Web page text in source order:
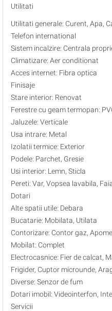
Utilitati
Utilitati generale: Curent, Apa,
Telefon international
Sistem incalzire: Centrala
Climatizare: Aer conditionat
Acces internet: Fibra optica
Finisaje
Stare interior: Renovat
Ferestre cu geam termopan:
Jaluzele: Verticale
Usa intrare: Metal
Izolatii termice: Exterior
Podele: Parchet, Gresie
Usi interior: Lemn, Sticla
Pereti: Var, Vopsea lavabila,
Dotari
Alte spatii utile: Debara
Bucatarie: Mobilata, Utilata
Contorizare: Contor gaz,
Mobilat: Complet
Electrocasnice: Fier de calcat,
Frigider, Cuptor microunde,
Diverse: Senzor de fum
Dotari imobil: Videointerfon,
Servicii